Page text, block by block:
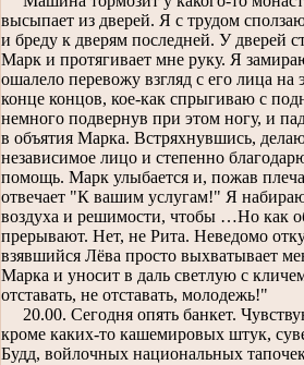
высыпает из дверей. Я с трудом
и бреду к дверям последней. У дверей
Марк и протягивает мне руку. Я
ошалело перевожу взгляд с его лица на
конце концов, кое-как спрыгиваю с
немного подвернув при этом ногу, и
в объятия Марка. Встряхнувшись,
независимое лицо и степенно
помощь. Марк улыбается и, пожав
отвечает "К вашим услугам!" Я
воздуха и решимости, чтобы …Но как
прерывают. Нет, не Рита. Неведомо
взявшийся Лёва просто выхватывает
Марка и уносит в даль светлую с
отставать, не отставать, молодежь!"
20.00. Сегодня опять банкет.
кроме каких-то кашемировых штук,
Будд, войлочных национальных